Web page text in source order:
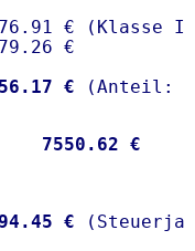
€ (Klasse I)
€
€
7550.62 €
€